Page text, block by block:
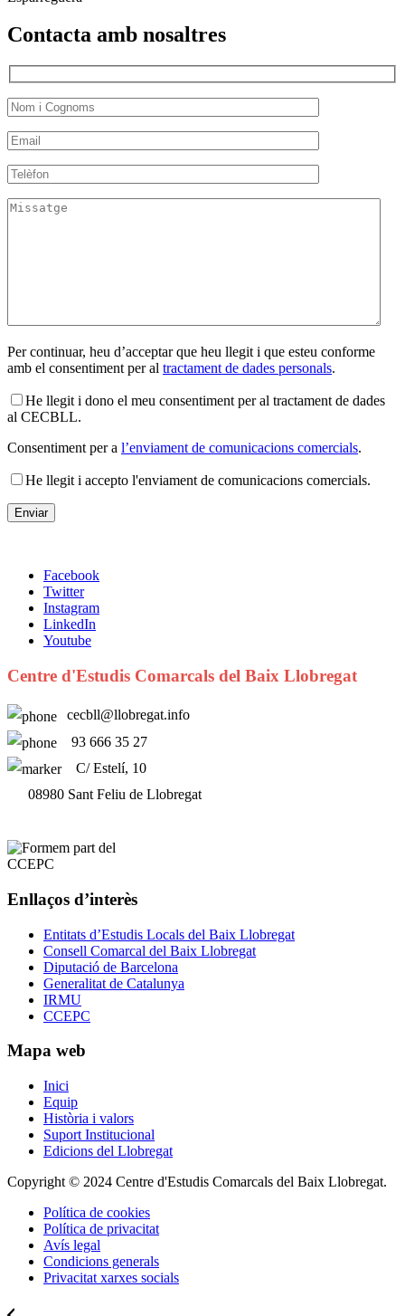
Contacta amb nosaltres
Per continuar, heu d’acceptar que heu llegit i que esteu conforme
amb el consentiment per al tractament de dades personals.
He llegit i dono el meu consentiment per al tractament de dades
al CECBLL.
Consentiment per a l’enviament de comunicacions comercials.
He llegit i accepto l'enviament de comunicacions comercials.
Facebook
Twitter
Instagram
LinkedIn
Youtube
Centre d'Estudis Comarcals del Baix Llobregat
cecbll@llobregat.info
93 666 35 27
C/ Estelí, 10
08980 Sant Feliu de Llobregat
Enllaços d’interès
Entitats d’Estudis Locals del Baix Llobregat
Consell Comarcal del Baix Llobregat
Diputació de Barcelona
Generalitat de Catalunya
IRMU
CCEPC
Mapa web
Inici
Equip
Història i valors
Suport Institucional
Edicions del Llobregat
Copyright © 2024 Centre d'Estudis Comarcals del Baix Llobregat.
Política de cookies
Política de privacitat
Avís legal
Condicions generals
Privacitat xarxes socials